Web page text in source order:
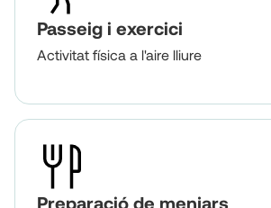
Passeig i exercici
Activitat física a l'aire lliure
Preparació de menjars